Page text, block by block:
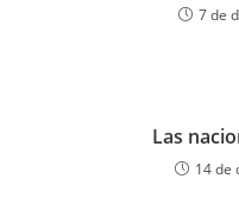
7 de
Las
14 de